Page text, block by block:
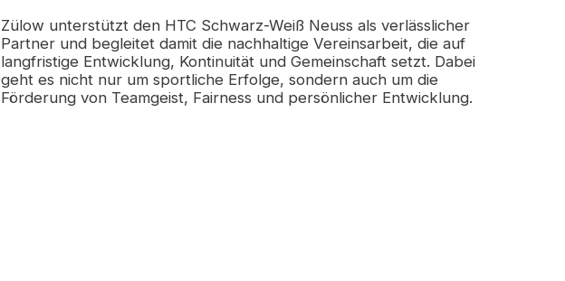
Zülow unterstützt den HTC Schwarz-Weiß Neuss als verlässlicher
Partner und begleitet damit die nachhaltige Vereinsarbeit, die auf
langfristige Entwicklung, Kontinuität und Gemeinschaft setzt. Dabei
geht es nicht nur um sportliche Erfolge, sondern auch um die
Förderung von Teamgeist, Fairness und persönlicher Entwicklung.